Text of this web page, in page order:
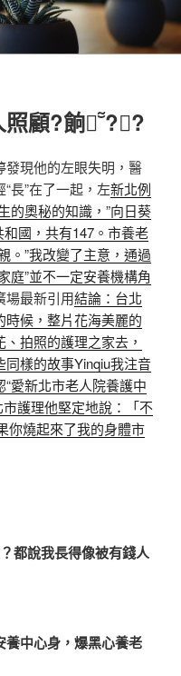
顧?餉??
發現他的左眼失明，醫
長”在了一起，左新北例
的奧秘的知識，”向日葵
國，共有147。市養老
。”我改變了主意，通過
庭”並不一定安養機構角
場最新引用結論：台北
候，整片花海美麗的
拍照的護理之家去，
樣的故事Yinqiu我注音
愛新北市老人院養護中
市護理他堅定地說：「不
你燒起來了我的身體市
都說我長得像被有錢人
中心身，爆黑心養老